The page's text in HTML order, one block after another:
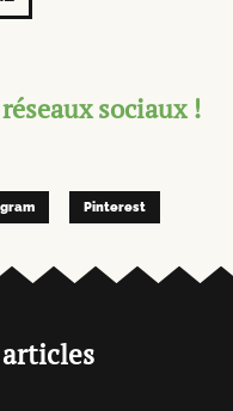
sociaux !
Pinterest